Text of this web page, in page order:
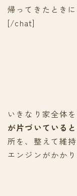
帰ってきたとき
[/chat]
いきなり家全体
が片づいている
所を、整えて維
エンジンがかか